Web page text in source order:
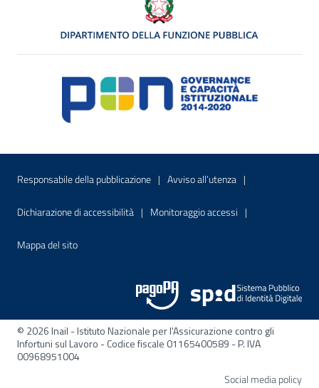
Menu di servizio
Responsabile della pubblicazione Sito interno - Apre in una nuova
Avviso all’utenza Sito interno -
Dichiarazione di accessibilità Sito interno - Apre in una nuova finestra
Monitoraggio accessi Sito interno -
Mappa del sitoSito interno - Apre nella stessa finestra
© 2026 Inail - Istituto Nazionale per l'Assicurazione contro gli
Infortuni sul Lavoro - Codice fiscale 01165400589 - P. IVA
00968951004
Social media policy